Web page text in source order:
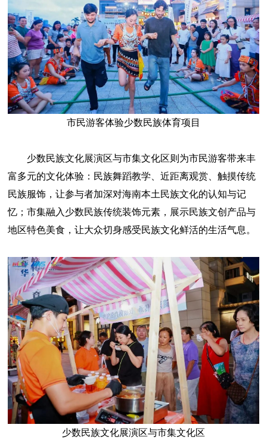
市民游客体验少数民族体育项目
少数民族文化展演区与市集文化区则为市民游客带来丰
富多元的文化体验：民族舞蹈教学、近距离观赏、触摸传统
民族服饰，让参与者加深对海南本土民族文化的认知与记
忆；市集融入少数民族传统装饰元素，展示民族文创产品与
地区特色美食，让大众切身感受民族文化鲜活的生活气息。
少数民族文化展演区与市集文化区